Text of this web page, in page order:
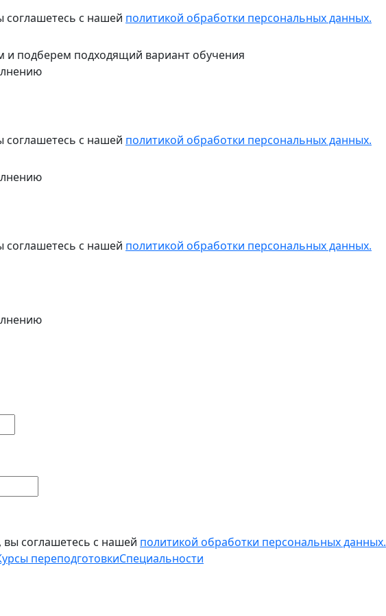
соглашетесь с нашей политикой обработки персональных данных.
и подберем подходящий вариант обучения
соглашетесь с нашей политикой обработки персональных данных.
соглашетесь с нашей политикой обработки персональных данных.
вы соглашетесь с нашей политикой обработки персональных данных.
переподготовкиСпециальности